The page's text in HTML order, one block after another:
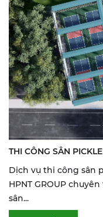
THI CÔNG SÂN
SƠN & SỬA SÂN THỂ
Dịch vụ thi công sân
HPNT GROUP
sân...